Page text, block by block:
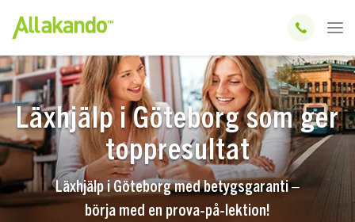
Läxhjälp i Göteborg som ger
toppresultat
Läxhjälp i Göteborg med betygsgaranti –
börja med en prova-på-lektion!